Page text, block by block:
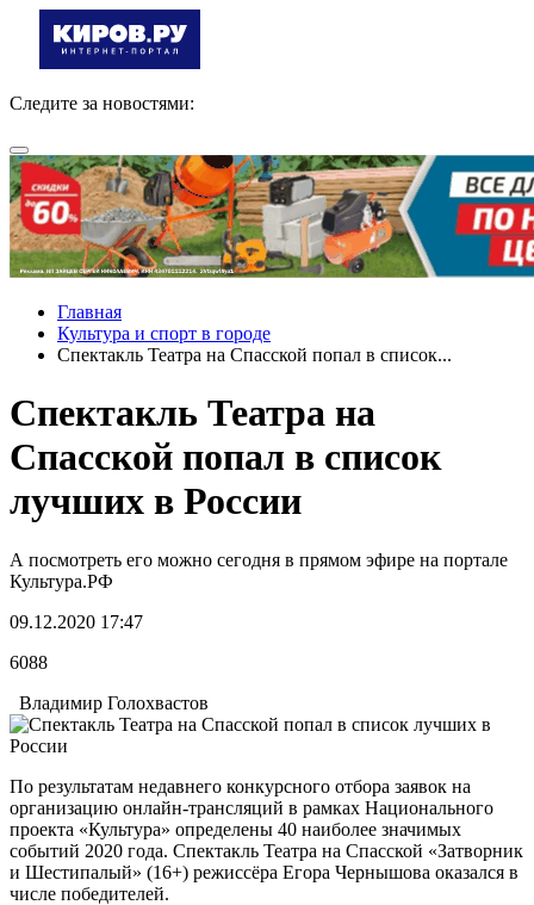
Следите за новостями:
Главная
Культура и спорт в городе
Спектакль Театра на Спасской попал в список...
Спектакль Театра на
Спасской попал в список
лучших в России
А посмотреть его можно сегодня в прямом эфире на портале
Культура.РФ
09.12.2020 17:47
6088
Владимир Голохвастов
По результатам недавнего конкурсного отбора заявок на
организацию онлайн-трансляций в рамках Национального
проекта «Культура» определены 40 наиболее значимых
событий 2020 года. Спектакль Театра на Спасской «Затворник
и Шестипалый» (16+) режиссёра Егора Чернышова оказался в
числе победителей.